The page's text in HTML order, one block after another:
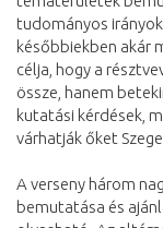
tudományos
későbbiekben akár
célja, hogy a
össze, hanem
kutatási kérdések,
várhatják őket
A verseny három
bemutatása és